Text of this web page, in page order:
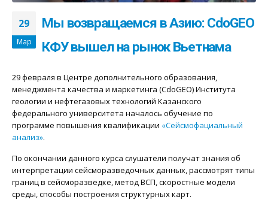
29
Мар
Мы возвращаемся в Азию: CdoGEO
КФУ вышел на рынок Вьетнама
29 февраля в Центре дополнительного образования,
менеджмента качества и маркетинга (CdoGEO) Института
геологии и нефтегазовых технологий Казанского
федерального университета началось обучение по
программе повышения квалификации «Сейсмофациальный
анализ».
По окончании данного курса слушатели получат знания об
интерпретации сейсморазведочных данных, рассмотрят типы
границ в сейсморазведке, метод ВСП, скоростные модели
среды, способы построения структурных карт.